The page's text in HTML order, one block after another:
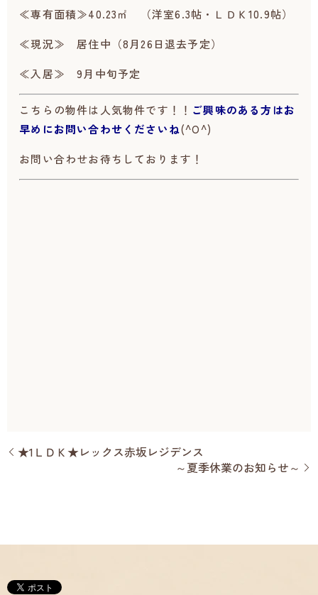
≪専有面積≫40.23㎡ （洋室6.3帖・ＬＤＫ10.9帖）
≪現況≫ 居住中（8月26日退去予定）
≪入居≫ 9月中旬予定
こちらの物件は人気物件です！！ ご興味のある方はお
早めにお問い合わせくださいね(^O^)
お問い合わせお待ちしております！
★1ＬＤＫ★レックス赤坂レジデンス
～夏季休業のお知らせ～